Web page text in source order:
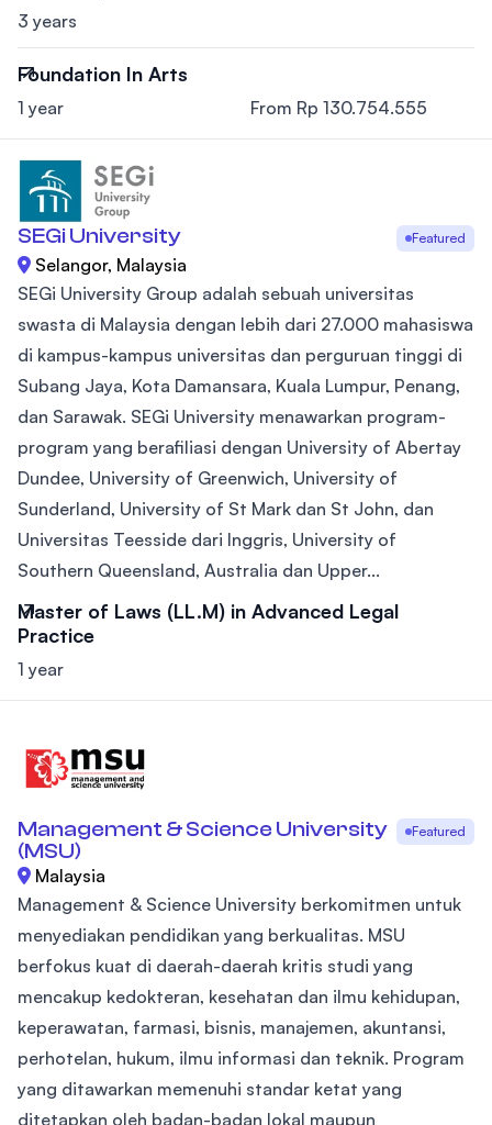
3 years
Foundation In Arts
1 year From Rp 130.754.555
SEGi University Featured
Selangor, Malaysia
SEGi University Group adalah sebuah universitas
swasta di Malaysia dengan lebih dari 27.000 mahasiswa
di kampus-kampus universitas dan perguruan tinggi di
Subang Jaya, Kota Damansara, Kuala Lumpur, Penang,
dan Sarawak. SEGi University menawarkan program-
program yang berafiliasi dengan University of Abertay
Dundee, University of Greenwich, University of
Sunderland, University of St Mark dan St John, dan
Universitas Teesside dari Inggris, University of
Southern Queensland, Australia dan Upper...
Master of Laws (LL.M) in Advanced Legal
Practice
1 year
Management & Science University
(MSU)
Featured
Malaysia
Management & Science University berkomitmen untuk
menyediakan pendidikan yang berkualitas. MSU
berfokus kuat di daerah-daerah kritis studi yang
mencakup kedokteran, kesehatan dan ilmu kehidupan,
keperawatan, farmasi, bisnis, manajemen, akuntansi,
perhotelan, hukum, ilmu informasi dan teknik. Program
yang ditawarkan memenuhi standar ketat yang
ditetapkan oleh badan-badan lokal maupun